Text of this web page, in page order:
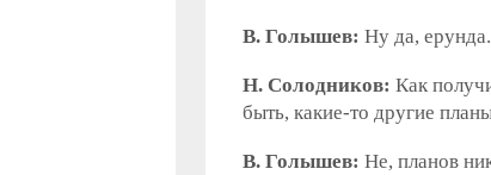
В. Голышев: Ну да,
Н. Солодников: Как
быть, какие-то другие
В. Голышев: Не, планов